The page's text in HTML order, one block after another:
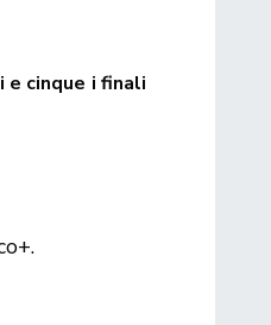
cinque i finali